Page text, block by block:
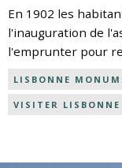
En 1902 les
l'inauguration de
l'emprunter pour
LISBONNE
VISITER LISBONNE